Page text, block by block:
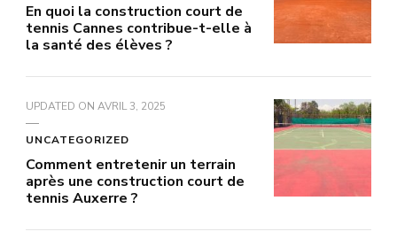
En quoi la construction court de
tennis Cannes contribue-t-elle à
la santé des élèves ?
UPDATED ON AVRIL 3, 2025
UNCATEGORIZED
Comment entretenir un terrain
après une construction court de
tennis Auxerre ?